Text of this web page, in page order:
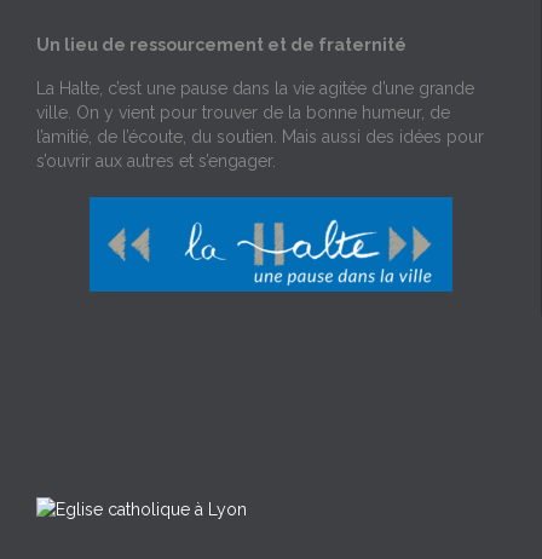
Un lieu de ressourcement et de fraternité
La Halte, c’est une pause dans la vie agitée d’une grande
ville. On y vient pour trouver de la bonne humeur, de
l’amitié, de l’écoute, du soutien. Mais aussi des idées pour
s’ouvrir aux autres et s’engager.